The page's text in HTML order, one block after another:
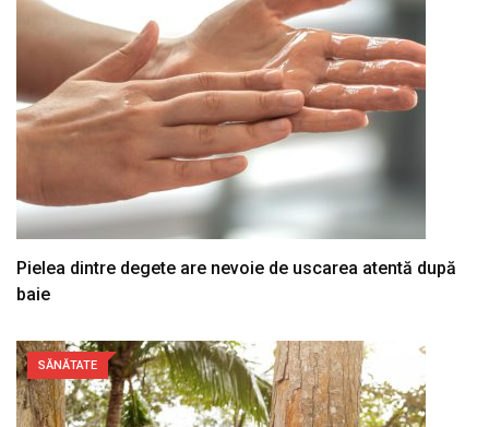
Pielea dintre degete are nevoie de uscarea atentă după
baie
SĂNĂTATE